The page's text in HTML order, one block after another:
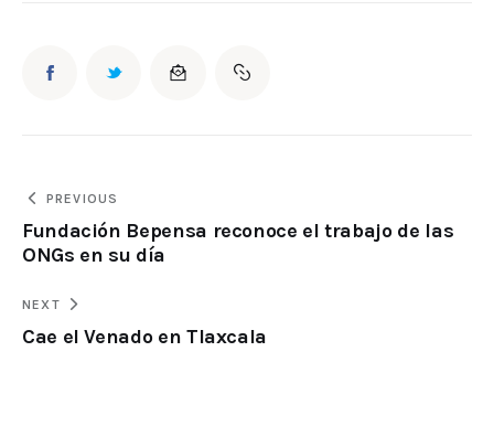
PREVIOUS
Fundación Bepensa reconoce el trabajo de las
ONGs en su día
NEXT
Cae el Venado en Tlaxcala